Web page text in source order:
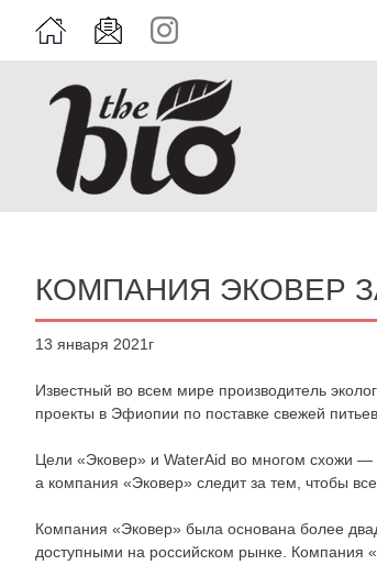
КОМПАНИЯ ЭКОВЕР
13 января 2021г
Известный во всем мире производитель
проекты в Эфиопии по поставке свежей
Цели «Эковер» и WaterAid во многом схожи —
а компания «Эковер» следит за тем, чтобы
Компания «Эковер» была основана более
доступными на российском рынке. Компания